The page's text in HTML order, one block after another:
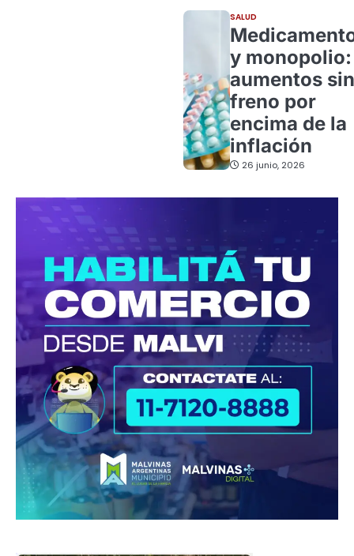
SALUD
y monopolio:
aumentos sin
freno por
encima de la
inflación
26 junio, 2026